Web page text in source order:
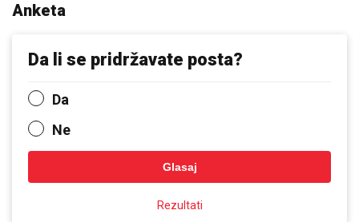
Anketa
Da li se pridržavate posta?
Da
Ne
Glasaj
Rezultati